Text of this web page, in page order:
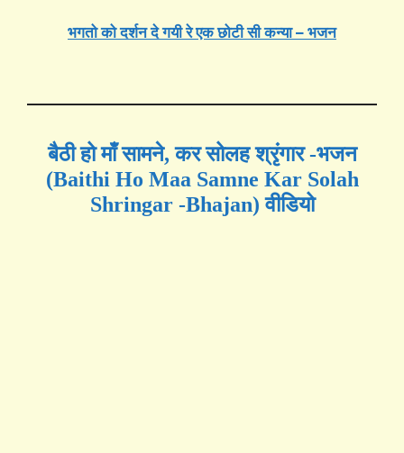
भगतो को दर्शन दे गयी रे एक छोटी सी कन्या – भजन
बैठी हो माँ सामने, कर सोलह श्रृंगार -भजन
(Baithi Ho Maa Samne Kar Solah
Shringar -Bhajan) वीडियो